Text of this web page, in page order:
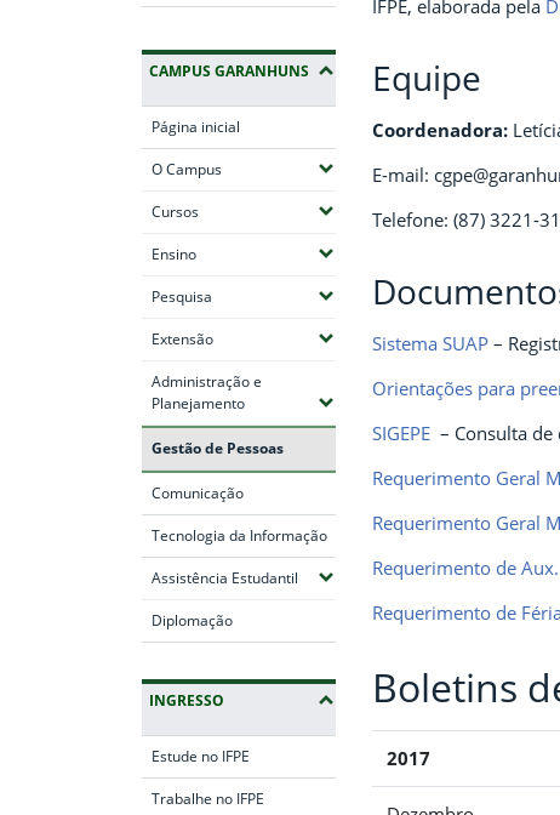
CAMPUS GARANHUNS
Página inicial
O Campus(Expandir submenus)
Cursos(Expandir submenus)
Ensino(Expandir submenus)
Pesquisa (Expandir submenus)
Extensão(Expandir submenus)
Administração e
Planejamento(Expandir submenus)
Gestão de Pessoas
Comunicação
Tecnologia da Informação
Assistência Estudantil (Expandir submenus)
Diplomação
INGRESSO
Estude no IFPE
Trabalhe no IFPE
IFPE, elaborada pela
Equipe
Coordenadora:
E-mail:
Telefone: (87) 3221-
Sistema SUAP –
Orientações para
SIGEPE – Consulta
Requerimento Geral
Requerimento Geral
Requerimento de
Requerimento de
Boletins
2017